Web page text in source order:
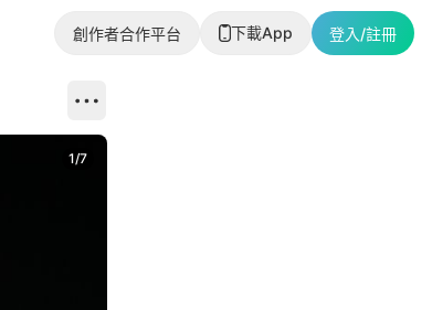
創作者合作平台 下載App 登入/註冊
1/7